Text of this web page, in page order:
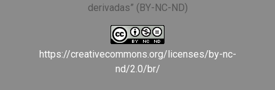
derivadas” (BY-NC-ND)
https://creativecommons.org/licenses/by-nc-
nd/2.0/br/